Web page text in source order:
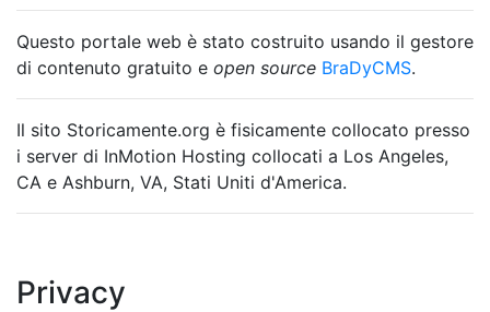
Questo portale web è stato costruito usando il gestore
di contenuto gratuito e open source BraDyCMS.
Il sito Storicamente.org è fisicamente collocato presso
i server di InMotion Hosting collocati a Los Angeles,
CA e Ashburn, VA, Stati Uniti d'America.
Privacy